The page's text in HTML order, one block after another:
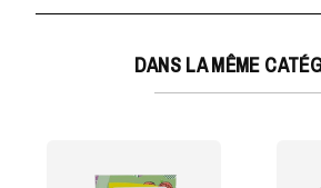
DANS LA MÊME